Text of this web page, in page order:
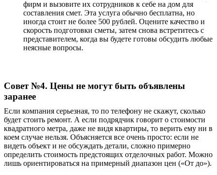
фирм и вызовите их сотрудников к себе на дом для
составления смет. Эта услуга обычно бесплатна, но
иногда стоит не более 500 рублей. Оцените качество и
скорость подготовки сметы, затем снова встретитесь с
представителем, когда вы будете готовы обсудить любые
неясные вопросы.
Совет №4. Цены не могут быть объявлены
заранее
Если компания серьезная, то по телефону не скажут, сколько
будет стоить ремонт. А если подрядчик говорит о стоимости
квадратного метра, даже не видя квартиры, то верить ему ни в
коем случае нельзя. Объясняется все очень просто: если не
видеть объект и не обсуждать детали, сложно примерно
определить стоимость предстоящих отделочных работ. Можно
лишь ориентироваться на примерный диапазон цен («От до»).